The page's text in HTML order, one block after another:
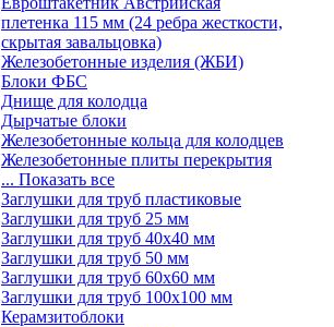
плетенка 115 мм (24 ребра жесткости,
скрытая завальцовка)
Железобетонные изделия (ЖБИ)
Блоки ФБС
Днище для колодца
Дырчатые блоки
Железобетонные кольца для колодцев
Железобетонные плиты перекрытия
... Показать все
Заглушки для труб пластиковые
Заглушки для труб 25 мм
Заглушки для труб 40х40 мм
Заглушки для труб 50 мм
Заглушки для труб 60х60 мм
Заглушки для труб 100х100 мм
Керамзитоблоки